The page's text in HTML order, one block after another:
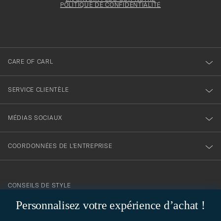
Personnalisez votre expérience d’achat !
POLITIQUE DE CONFIDENTIALITÉ
CARE OF CARL
SERVICE CLIENTÈLE
MÉDIAS SOCIAUX
COORDONNÉES DE L'ENTREPRISE
contact@careofcarl.com
CONSEILS DE STYLE
Besoin d'aide pour trouver votre style ? Laissez-nous vous guider,